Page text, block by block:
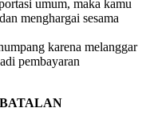
umum, maka kamu
menghargai sesama
karena melanggar
pembayaran